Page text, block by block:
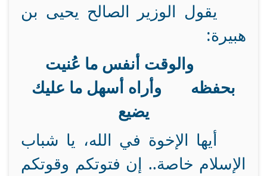
يقول الوزير الصالح يحيى بن
هبيرة:
والوقت أنفس ما عُنيت
بحفظه وأراه أسهل ما عليك
يضيع
أيها الإخوة في الله، يا شباب
الإسلام خاصة.. إن فتوتكم وقوتكم